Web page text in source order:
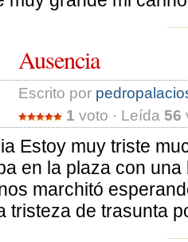
Ausencia
Escrito por
1 voto · Leída 56
Estoy muy triste
en la plaza con
marchitó
tristeza de trasunta